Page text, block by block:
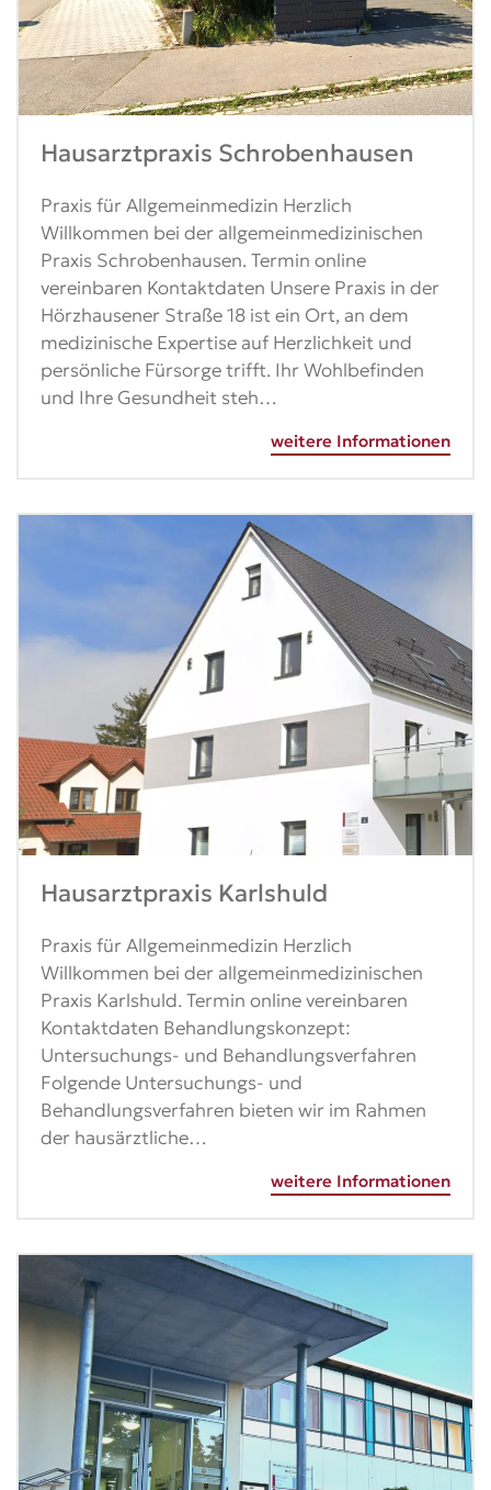
Hausarztpraxis Schrobenhausen
Praxis für Allgemeinmedizin Herzlich
Willkommen bei der allgemeinmedizinischen
Praxis Schrobenhausen. Termin online
vereinbaren Kontaktdaten Unsere Praxis in der
Hörzhausener Straße 18 ist ein Ort, an dem
medizinische Expertise auf Herzlichkeit und
persönliche Fürsorge trifft. Ihr Wohlbefinden
und Ihre Gesundheit steh…
weitere Informationen
Hausarztpraxis Karlshuld
Praxis für Allgemeinmedizin Herzlich
Willkommen bei der allgemeinmedizinischen
Praxis Karlshuld. Termin online vereinbaren
Kontaktdaten Behandlungskonzept:
Untersuchungs- und Behandlungsverfahren
Folgende Untersuchungs- und
Behandlungsverfahren bieten wir im Rahmen
der hausärztliche…
weitere Informationen